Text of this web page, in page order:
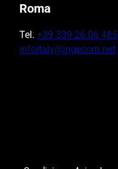
Roma
Tel. +39 339 26 06 485
infoitaly@ingecom.net